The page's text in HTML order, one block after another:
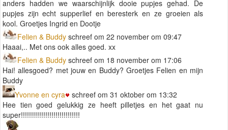
anders hadden we waarschijnlijk dooie pupjes gehad. De
pupjes zijn echt supperlief en beresterk en ze groeien als
kool. Groetjes Ingrid en Dootje
Felien & Buddy schreef om 22 november om 09:47
Haaai,.. Met ons ook alles goed. xx
Felien & Buddy schreef om 18 november om 17:06
Hai! allesgoed? met jouw en Buddy? Groetjes Felien en mijn
Buddy
Yvonne en cyra
schreef om 31 oktober om 13:32
Hee tien goed gelukkig ze heeft pilletjes en het gaat nu
super!!!!!!!!!!!!!!!!!!!!!!!!!!!!!